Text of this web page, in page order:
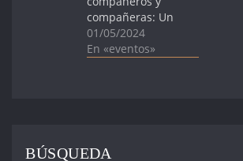
compañeras: Un
nuevo Primero de
Mayo nos
01/05/2024
En «eventos»
BÚSQUEDA